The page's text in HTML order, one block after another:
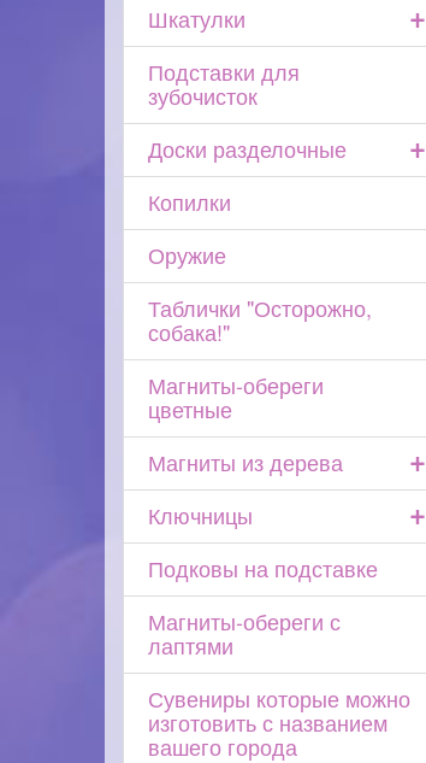
+
Шкатулки
Подставки для
зубочисток
+
Доски разделочные
Копилки
Оружие
Таблички "Осторожно,
собака!"
Магниты-обереги
цветные
+
Магниты из дерева
+
Ключницы
Подковы на подставке
Магниты-обереги с
лаптями
Сувениры которые можно
изготовить с названием
вашего города